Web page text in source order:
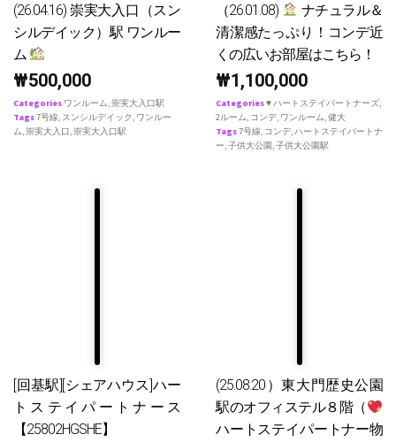
(26.04.16) 崇実大入口（スン
シルデイック）駅 ワンルー
ム
₩500,000
Categories ワンルーム,崇実大入口駅
Tags7号線, スンシルデイック , ワンルー
ム,崇実大入口,崇実大入口駅
（26.01.08)
ナチュラル＆
清潔感たっぷり！コンデ近
くの広いお部屋はこちら！
₩1,100,000
Categories♥ ハートステイパートナーズ,
2ルーム, コンデ, ワンルーム,健大
Tags7号線, コンデ,ハートステイパートナ
ー,子供大公園 ,子供大公園駅
[回基駅][シェアハウス]ハー
トステイパートナース
【25802HGSHE】
(25.08.20）東大門歴史公園
駅のオフィステル８階（
ハートステイパートナー物